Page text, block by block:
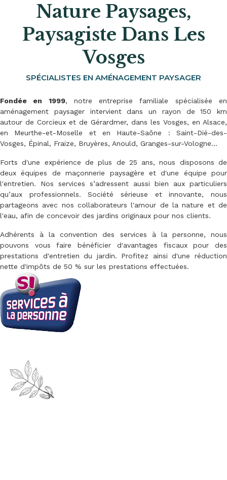
Nature Paysages,
Paysagiste Dans Les
Vosges
SPÉCIALISTES EN AMÉNAGEMENT PAYSAGER
Fondée en 1999, notre entreprise familiale spécialisée en
aménagement paysager intervient dans un rayon de 150 km
autour de Corcieux et de Gérardmer, dans les Vosges, en Alsace,
en Meurthe-et-Moselle et en Haute-Saône : Saint-Dié-des-
Vosges, Épinal, Fraize, Bruyères, Anould, Granges-sur-Vologne…
Forts d'une expérience de plus de 25 ans, nous disposons de
deux équipes de maçonnerie paysagère et d'une équipe pour
l'entretien. Nos services s’adressent aussi bien aux particuliers
qu’aux professionnels. Société sérieuse et innovante, nous
partageons avec nos collaborateurs l'amour de la nature et de
l'eau, afin de concevoir des jardins originaux pour nos clients.
Adhérents à la convention des services à la personne, nous
pouvons vous faire bénéficier d'avantages fiscaux pour des
prestations d'entretien du jardin. Profitez ainsi d'une réduction
nette d'impôts de 50 % sur les prestations effectuées.